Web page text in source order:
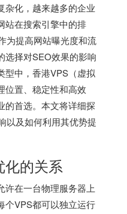
杂化，越来越多的企业
站在搜索引擎中的排
为提高网站曝光度和流
选择对SEO效果的影响
型中，香港VPS（虚拟
位置、稳定性和高效
的首选。本文将详细探
以及如何利用其优势提
的关系
许在一台物理服务器上
个VPS都可以独立运行